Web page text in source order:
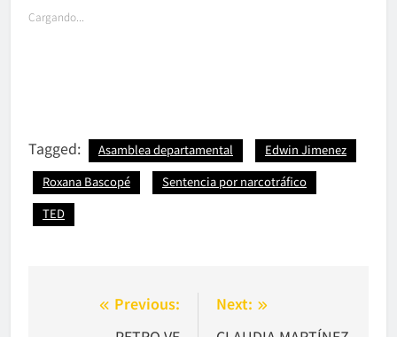
Cargando...
Tagged: Asamblea departamental
Edwin Jimenez
Roxana Bascopé
Sentencia por narcotráfico
TED
Navegación
Previous:
Next: